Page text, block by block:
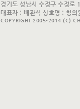
경기도 성남시 수정구 수정
대표자 : 배관식 상호명 : 청
COPYRIGHT 2005-2014 (C)